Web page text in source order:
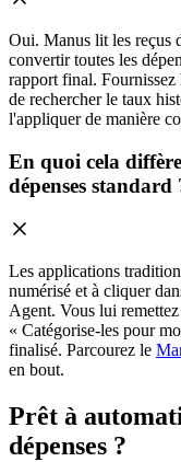
Oui. Manus lit les reçus
convertir toutes les
rapport final. Fournissez
de rechercher le taux
l'appliquer de manière
En quoi cela
dépenses standard
Les applications
numérisé et à cliquer
Agent. Vous lui
« Catégorise-les pour
finalisé. Parcourez le
en bout.
Prêt à
dépenses ?